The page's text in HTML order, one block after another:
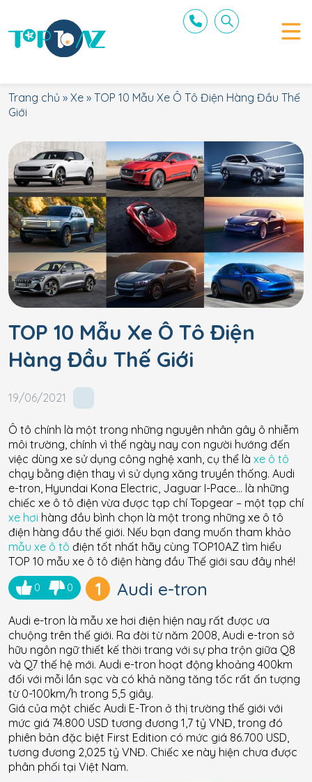
Trang chủ » Xe » TOP 10 Mẫu Xe Ô Tô Điện Hàng Đầu Thế
Giới
TOP 10 Mẫu Xe Ô Tô Điện
Hàng Đầu Thế Giới
19/06/2021
Ô tô chính là một trong những nguyên nhân gây ô nhiễm
môi trường, chính vì thế ngày nay con người hướng đến
việc dùng xe sử dụng công nghệ xanh, cụ thể là xe ô tô
chạy bằng điện thay vì sử dụng xăng truyền thống. Audi
e-tron, Hyundai Kona Electric, Jaguar I-Pace… là những
chiếc xe ô tô điện vừa được tạp chí Topgear – một tạp chí
xe hơi hàng đầu bình chọn là một trong những xe ô tô
điện hàng đầu thế giới. Nếu bạn đang muốn tham khảo
mẫu xe ô tô điện tốt nhất hãy cùng TOP10AZ tìm hiểu
TOP 10 mẫu xe ô tô điện hàng đầu Thế giới sau đây nhé!
0 0 1 Audi e-tron
Audi e-tron là mẫu xe hơi điện hiện nay rất được ưa
chuộng trên thế giới. Ra đời từ năm 2008, Audi e-tron sở
hữu ngôn ngữ thiết kế thời trang với sự pha trộn giữa Q8
và Q7 thế hệ mới. Audi e-tron hoạt động khoảng 400km
đối với mỗi lần sạc và có khả năng tăng tốc rất ấn tượng
từ 0-100km/h trong 5,5 giây.
Giá của một chiếc Audi E-Tron ở thị trường thế giới với
mức giá 74.800 USD tương đương 1,7 tỷ VNĐ, trong đó
phiên bản đặc biệt First Edition có mức giá 86.700 USD,
tương đương 2,025 tỷ VNĐ. Chiếc xe này hiện chưa được
phân phối tại Việt Nam.